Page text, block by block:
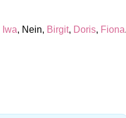
Iwa, Nein, Birgit, Doris, Fiona